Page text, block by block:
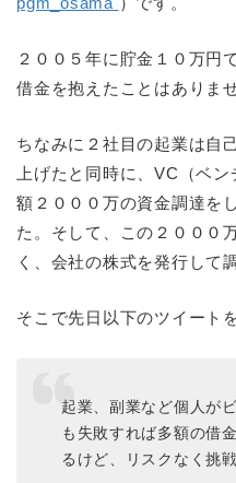
２００５年に貯金１０万円
借金を抱えたことはありませ
ちなみに２社目の起業は自
上げたと同時に、VC（ベ
額２０００万の資金調達を
た。そして、この２０００
く、会社の株式を発行して
そこで先日以下のツイート
起業、副業など個人が
も失敗すれば多額の借
るけど、リスクなく挑